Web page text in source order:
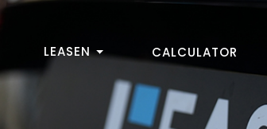
LEASEN CALCULATOR